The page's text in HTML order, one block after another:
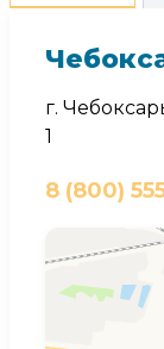
г.
1
8 (800)